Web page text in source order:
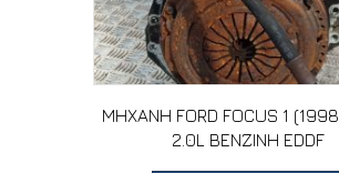
ΜΗΧΑΝΗ FORD FOCUS 1
2.0L ΒΕΝΖΙΝΗ EDDF